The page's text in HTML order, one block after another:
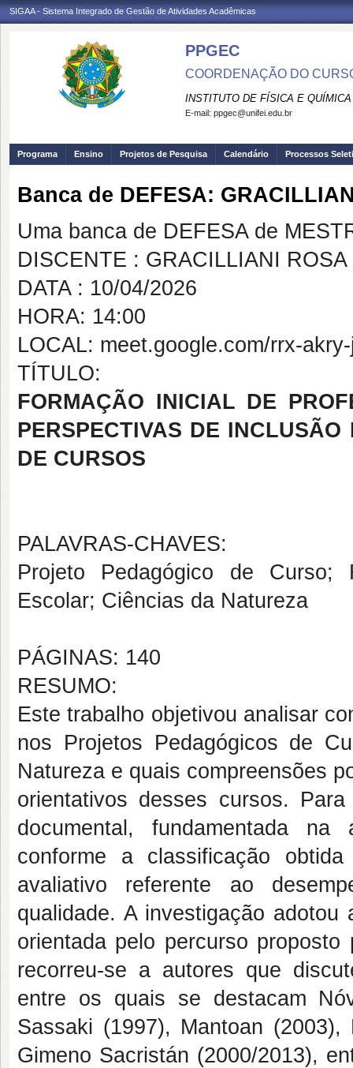
SIGAA - Sistema Integrado de Gestão de Atividades Acadêmicas
PPGEC
COORDENAÇÃO DO
INSTITUTO DE FÍSICA E QUÍMICA
E-mail: ppgec@unifei.edu.br
Programa Ensino Projetos de Pesquisa Calendário Processos
Banca de DEFESA:
Uma banca de DEFESA de
DISCENTE : GRACILLIANI
DATA : 10/04/2026
HORA: 14:00
LOCAL: meet.google.com/rrx-
TÍTULO:
FORMAÇÃO INICIAL DE
PERSPECTIVAS DE
DE CURSOS
PALAVRAS-CHAVES:
Projeto Pedagógico de Curso;
Escolar; Ciências da Natureza
PÁGINAS: 140
RESUMO:
Este trabalho objetivou analisar
nos Projetos Pedagógicos de
Natureza e quais compreensões
orientativos desses cursos.
documental, fundamentada
conforme a classificação
avaliativo referente ao
qualidade. A investigação
orientada pelo percurso
recorreu-se a autores que
entre os quais se destacam
Sassaki (1997), Mantoan
Gimeno Sacristán (2000/2013),